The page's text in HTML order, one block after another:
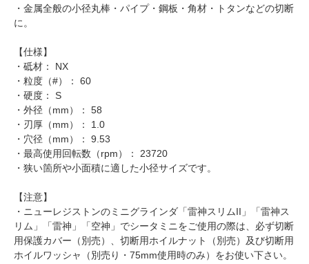
・金属全般の小径丸棒・パイプ・鋼板・角材・トタンなどの切断
に。
【仕様】
・砥材： NX
・粒度（#）： 60
・硬度： S
・外径（mm）： 58
・刃厚（mm）： 1.0
・穴径（mm）： 9.53
・最高使用回転数（rpm）： 23720
・狭い箇所や小面積に適した小径サイズです。
【注意】
・ニューレジストンのミニグラインダ「雷神スリムII」「雷神ス
リム」「雷神」「空神」でシータミニをご使用の際は、必ず切断
用保護カバー（別売）、切断用ホイルナット（別売）及び切断用
ホイルワッシャ（別売り・75mm使用時のみ）をお使い下さい。